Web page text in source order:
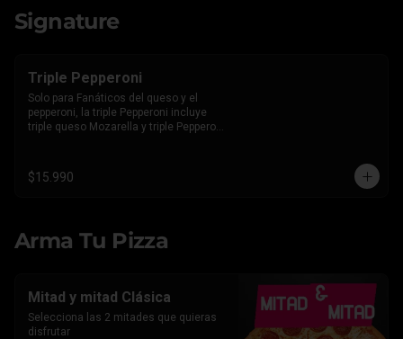
Signature
Triple Pepperoni
Solo para Fanáticos del queso y el
pepperoni, la triple Pepperoni incluye
triple queso Mozarella y triple Pepperoni
$15.990
Arma Tu Pizza
Mitad y mitad Clásica
Selecciona las 2 mitades que quieras
disfrutar